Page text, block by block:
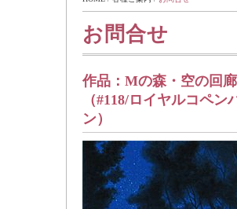
お問合せ
作品： Mの森・空の回廊
（#118/ロイヤルコペン
ン）